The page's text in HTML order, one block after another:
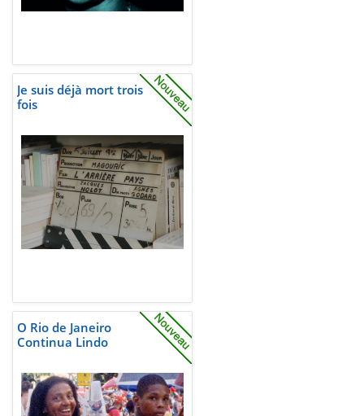
Je suis déjà mort trois
fois
O Rio de Janeiro
Continua Lindo